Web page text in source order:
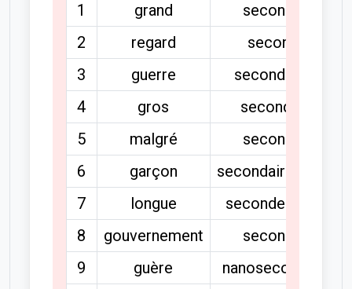
1
grand
seconde
2
regard second
3
guerre
secondaire
4
gros seconder
5
malgré secondé
6
garçon secondairement
7
longue secondement
8
gouvernement secondo
9
guère nanosecondes